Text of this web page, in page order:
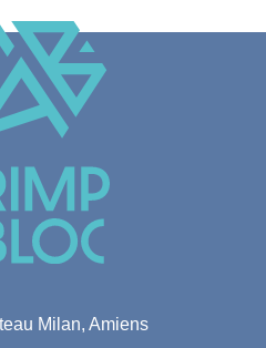
Milan, Amiens